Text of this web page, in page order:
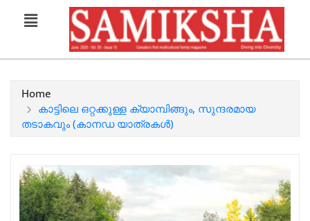
Home
കാട്ടിലെ ഒറ്റക്കുള്ള ക്യാമ്പിങ്ങും, സുന്ദരമായ
തടാകവും (കാനഡ യാത്രകൾ)